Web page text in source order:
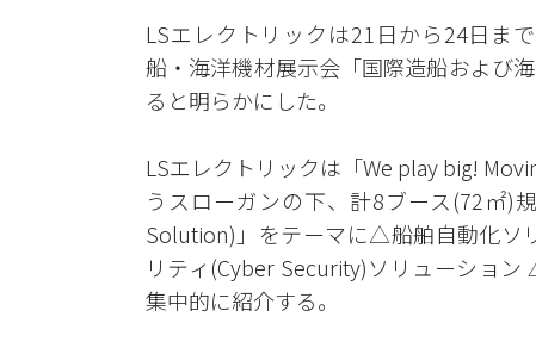
LSエレクトリックは21日から24日ま
船・海洋機材展示会「国際造船および
ると明らかにした。
LSエレクトリックは「We play big!
うスローガンの下、計8ブース(72㎡)
Solution)」をテーマに△船舶自動化ソ
リティ(Cyber Security)ソリューショ
集中的に紹介する。